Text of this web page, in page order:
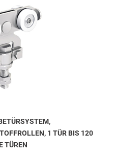
1 TÜR BIS 120
TÜREN